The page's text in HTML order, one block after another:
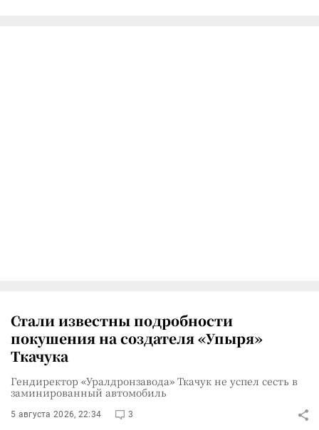
Стали известны подробности
покушения на создателя «Упыря»
Ткачука
Гендиректор «Уралдронзавода» Ткачук не успел сесть в
заминированный автомобиль
5 августа 2026, 22:34 3